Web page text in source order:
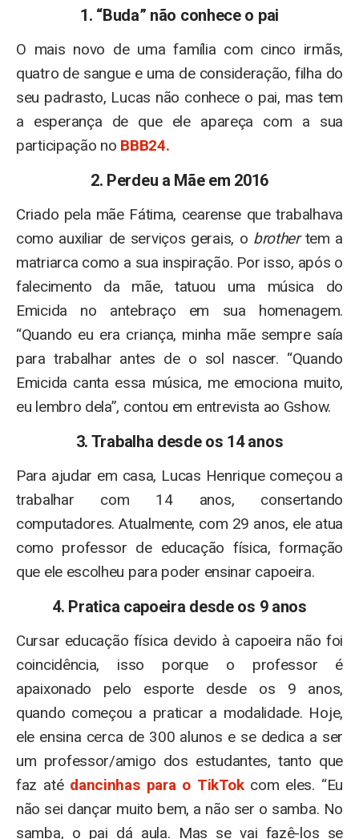
1. “Buda” não conhece o pai
O mais novo de uma família com cinco irmãs,
quatro de sangue e uma de consideração, filha do
seu padrasto, Lucas não conhece o pai, mas tem
a esperança de que ele apareça com a sua
participação no BBB24.
2. Perdeu a Mãe em 2016
Criado pela mãe Fátima, cearense que trabalhava
como auxiliar de serviços gerais, o brothertem a
matriarca como a sua inspiração. Por isso, após o
falecimento da mãe, tatuou uma música do
Emicida no antebraço em sua homenagem.
“Quando eu era criança, minha mãe sempre saía
para trabalhar antes de o sol nascer. “Quando
Emicida canta essa música, me emociona muito,
eu lembro dela”, contou em entrevista ao Gshow.
3. Trabalha desde os 14 anos
Para ajudar em casa, Lucas Henrique começou a
trabalhar com 14 anos, consertando
computadores. Atualmente, com 29 anos, ele atua
como professor de educação física, formação
que ele escolheu para poder ensinar capoeira.
4. Pratica capoeira desde os 9 anos
Cursar educação física devido à capoeira não foi
coincidência, isso porque o professor é
apaixonado pelo esporte desde os 9 anos,
quando começou a praticar a modalidade. Hoje,
ele ensina cerca de 300 alunos e se dedica a ser
um professor/amigo dos estudantes, tanto que
faz até dancinhas para o TikTok com eles. “Eu
não sei dançar muito bem, a não ser o samba. No
samba, o pai dá aula. Mas se vai fazê-los se